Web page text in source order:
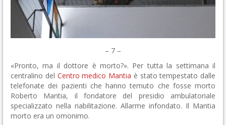
– 7 –
«Pronto, ma il dottore è morto?». Per tutta la settimana il
centralino del Centro medico Mantia è stato tempestato dalle
telefonate dei pazienti che hanno temuto che fosse morto
Roberto Mantia, il fondatore del presidio ambulatoriale
specializzato nella riabilitazione. Allarme infondato. Il Mantia
morto era un omonimo.